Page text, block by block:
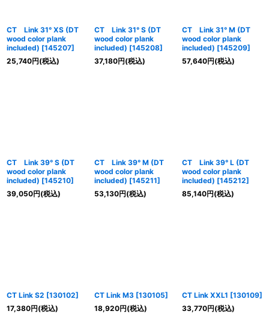
CT Link 31° XS (DT
wood color plank
included) [145207]
25,740円(税込)
CT Link 31° S (DT
wood color plank
included) [145208]
37,180円(税込)
CT Link 31° M (DT
wood color plank
included) [145209]
57,640円(税込)
CT Link 39° S (DT
wood color plank
included) [145210]
39,050円(税込)
CT Link 39° M (DT
wood color plank
included) [145211]
53,130円(税込)
CT Link 39° L (DT
wood color plank
included) [145212]
85,140円(税込)
CT Link S2 [130102]
17,380円(税込)
CT Link M3 [130105]
18,920円(税込)
CT Link XXL1 [130109]
33,770円(税込)